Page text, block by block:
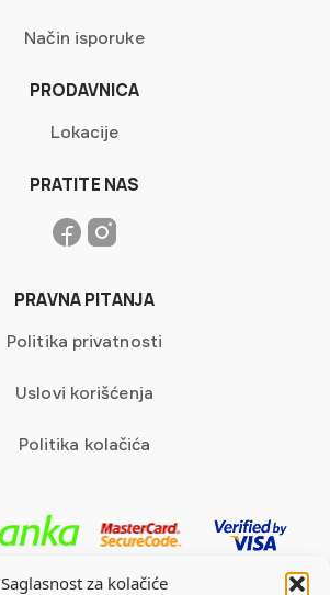
Saglasnost za kolačiće
Način isporuke
PRODAVNICA
Lokacije
PRATITE NAS
PRAVNA PITANJA
Politika privatnosti
Uslovi korišćenja
Politika kolačića